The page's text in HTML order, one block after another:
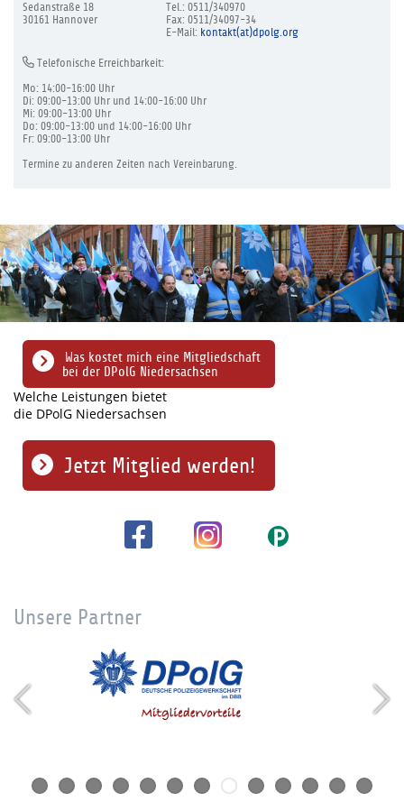
Sedanstraße 18
30161 Hannover
Tel.: 0511/340970
Fax: 0511/34097-34
E-Mail: kontakt(at)dpolg.org
Telefonische Erreichbarkeit:
Mo: 14:00-16:00 Uhr
Di: 09:00-13:00 Uhr und 14:00-16:00 Uhr
Mi: 09:00-13:00 Uhr
Do: 09:00-13:00 und 14:00-16:00 Uhr
Fr: 09:00-13:00 Uhr
Termine zu anderen Zeiten nach Vereinbarung.
Was kostet mich eine Mitgliedschaft
bei der DPolG Niedersachsen
Welche Leistungen bietet
die DPolG Niedersachsen
Jetzt Mitglied werden!
Unsere Partner